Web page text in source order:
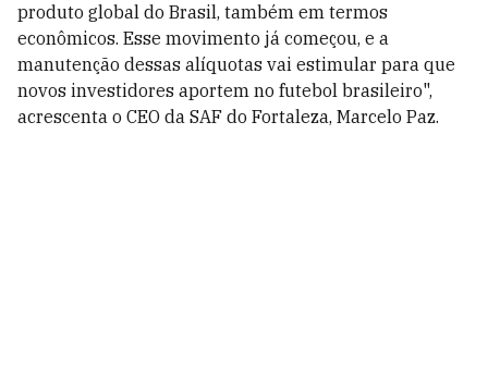
produto global do Brasil, também em termos
econômicos. Esse movimento já começou, e a
manutenção dessas alíquotas vai estimular para que
novos investidores aportem no futebol brasileiro",
acrescenta o CEO da SAF do Fortaleza, Marcelo Paz.